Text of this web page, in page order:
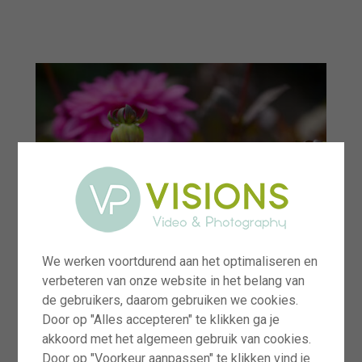
We werken voortdurend aan het optimaliseren en
verbeteren van onze website in het belang van
de gebruikers, daarom gebruiken we cookies.
Door op "Alles accepteren" te klikken ga je
akkoord met het algemeen gebruik van cookies.
Door op "Voorkeur aanpassen" te klikken vind je